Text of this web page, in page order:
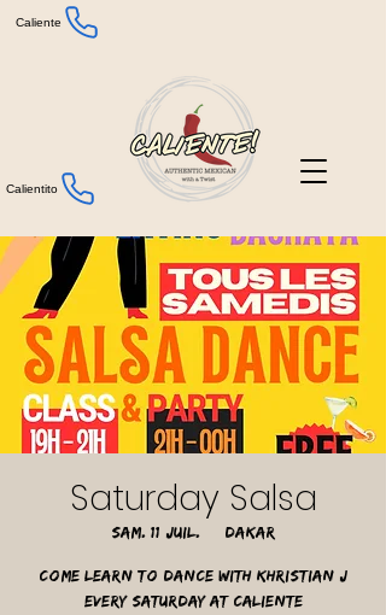
Caliente
Calientito
Saturday Salsa
sam. 11 juil. Dakar
Come learn to dance with Khristian J
Every Saturday at Caliente